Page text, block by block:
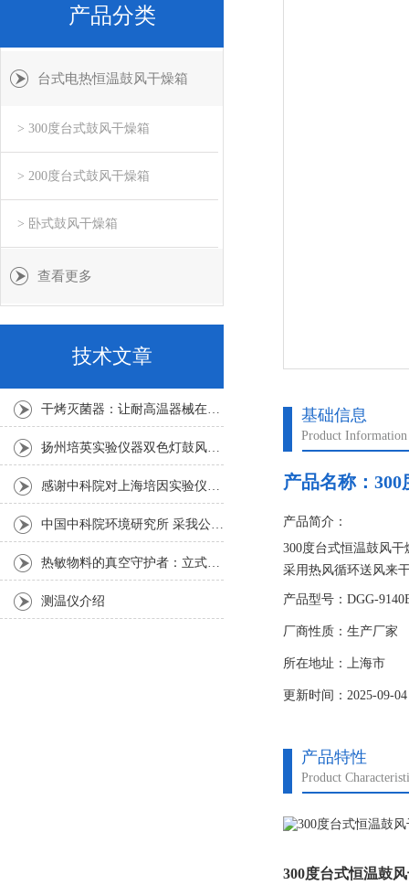
基础信息
Product Information
产品名称： 300
产品简介：
300度台式恒温鼓风
采用热风循环送风来
热管上，形成了热风
产品型号：DGG-
厂商性质：生产厂家
所在地址：上海市
更新时间：2025-09-04
产品特性
Product
300度台式恒温鼓
产品分类
台式电热恒温鼓风干燥箱
> 300度台式鼓风干燥箱
> 200度台式鼓风干燥箱
> 卧式鼓风干燥箱
查看更多
技术文章
干烤灭菌器：让耐高温器械在无水高温中重获无菌新生
扬州培英实验仪器双色灯鼓风干燥箱
感谢中科院对上海培因实验仪器的认可
中国中科院环境研究所 采我公司仪器300L人工气候箱 实验效果获高度评价
热敏物料的真空守护者：立式真空干燥箱选购指南
测温仪介绍